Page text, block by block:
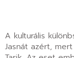
A kulturális
Jasnát azért,